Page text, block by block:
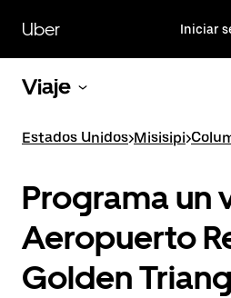
contenido
principal
Uber Iniciar
Viaje
Estados Unidos>Misisipi>
Programa un
Aeropuerto
Golden